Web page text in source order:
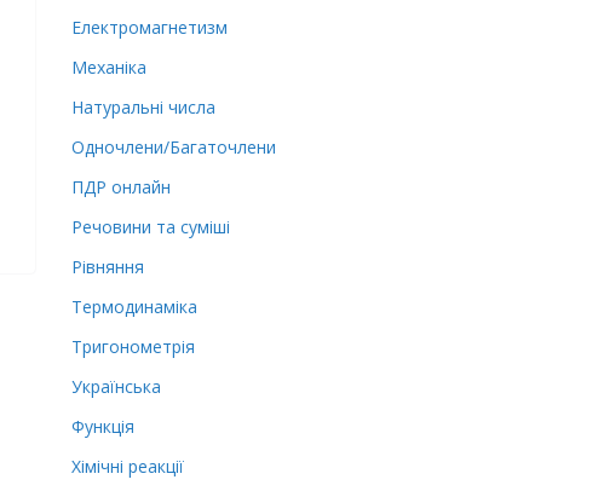
Електромагнетизм
Механіка
Натуральні числа
Одночлени/Багаточлени
ПДР онлайн
Речовини та суміші
Рівняння
Термодинаміка
Тригонометрія
Українська
Функція
Хімічні реакції